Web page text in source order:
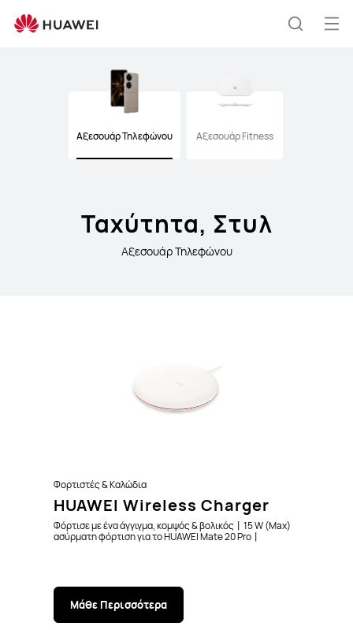
Accessories
Αξεσουάρ Τηλεφώνου Αξεσουάρ Fitness
Ταχύτητα, Στυλ
Αξεσουάρ Τηλεφώνου
Φορτιστές & Καλώδια
HUAWEI Wireless Charger
Φόρτισε με ένα άγγιγμα, κομψός & βολικός丨15 W (Max)
ασύρματη φόρτιση για το HUAWEI Mate 20 Pro丨
Μάθε Περισσότερα